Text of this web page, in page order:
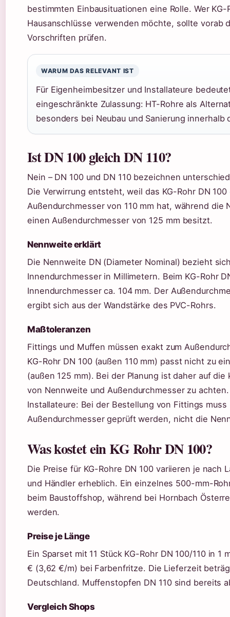
bestimmten Einbausituationen eine Rolle. Wer KG-
Hausanschlüsse verwenden möchte, sollte vorab
Vorschriften prüfen.
WARUM DAS RELEVANT IST
Für Eigenheimbesitzer und Installateure
eingeschränkte Zulassung: HT-Rohre als
besonders bei Neubau und Sanierung innerhalb
Ist DN 100 gleich DN 110?
Nein – DN 100 und DN 110 bezeichnen
Die Verwirrung entsteht, weil das KG-Rohr DN 100
Außendurchmesser von 110 mm hat, während die
einen Außendurchmesser von 125 mm besitzt.
Nennweite erklärt
Die Nennweite DN (Diameter Nominal) bezieht
Innendurchmesser in Millimetern. Beim KG-Rohr
Innendurchmesser ca. 104 mm. Der
ergibt sich aus der Wandstärke des PVC-Rohrs.
Maßtoleranzen
Fittings und Muffen müssen exakt zum
KG-Rohr DN 100 (außen 110 mm) passt nicht zu
(außen 125 mm). Bei der Planung ist daher auf
von Nennweite und Außendurchmesser zu
Installateure: Bei der Bestellung von Fittings muss
Außendurchmesser geprüft werden, nicht die
Was kostet ein KG Rohr DN 100?
Die Preise für KG-Rohre DN 100 variieren je nach
und Händler erheblich. Ein einzelnes 500-mm-
beim Baustoffshop, während bei Hornbach
werden.
Preise je Länge
Ein Sparset mit 11 Stück KG-Rohr DN 100/110 in 1
€ (3,62 €/m) bei Farbenfritze. Die Lieferzeit
Deutschland. Muffenstopfen DN 110 sind bereits
Vergleich Shops